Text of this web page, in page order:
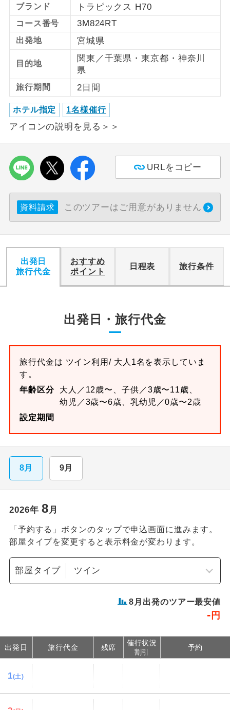
ブランド トラピックス H70
コース番号 3M824RT
出発地 宮城県
目的地
関東／千葉県・東京都・神奈川
県
旅行期間 2日間
ホテル指定 1名様催行
アイコンの説明を見る＞＞
URLをコピー
資料請求 このツアーはご用意がありません
出発日
旅行代金
おすすめ
ポイント
日程表 旅行条件
出発日・旅行代金
旅行代金は ツイン利用/ 大人1名を表示していま
す。
年齢区分
大人／12歳〜、子供／3歳〜11歳、
幼児／3歳〜6歳、乳幼児／0歳〜2歳
設定期間
8月 9月
2026年 8月
「予約する」ボタンのタップで申込画面に進みます。
部屋タイプを変更すると表示料金が変わります。
部屋タイプ
8 月出発のツアー最安値
- 円
出発日 旅行代金 残席
催行状況
割引
予約
1(土)
年齢制限あり
ご参加にあたり年齢に制限があるコース
です。
航空会社指定
利用航空会社が指定なので、ご出発の計
画にとても便利です。
ホテル指定
す。
おひとり様バ
ス2席利用
おひとり様でバス席を2席利⽤できま
す。